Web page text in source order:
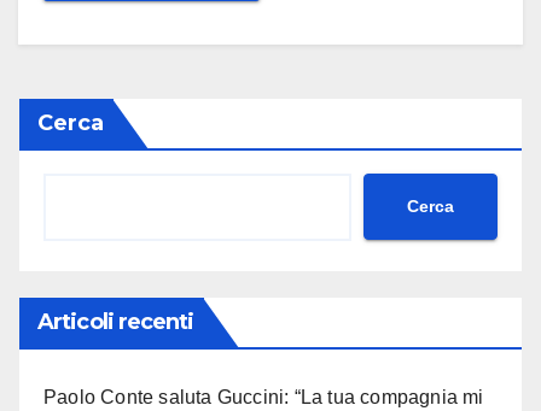
Cerca
Cerca
Articoli recenti
Paolo Conte saluta Guccini: “La tua compagnia mi